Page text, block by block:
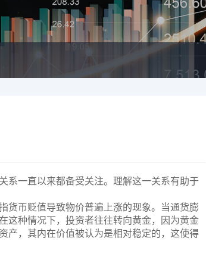
系一直以来都备受关注。理解这一关系有助于
货币贬值导致物价普遍上涨的现象。当通货膨
这种情况下，投资者往往转向黄金，因为黄金
产，其内在价值被认为是相对稳定的，这使得